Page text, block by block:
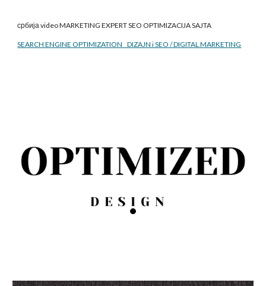
србија video MARKETING EXPERT SEO OPTIMIZACIJA SAJTA
SEARCH ENGINE OPTIMIZATION DIZAJN i SEO / DIGITAL MARKETING